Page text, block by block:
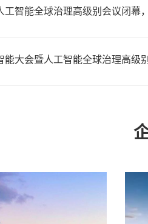
英才计划申报评审工作的通知
业创新发展的意见
关于推动工业互联网高质量发展
问卷
的真实感受是怎样的，快来打分
年度智能工厂梯度培育行动